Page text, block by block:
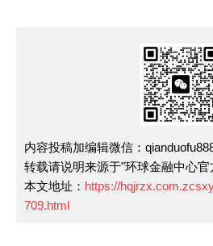
内容投稿加编辑微信：
转载请说明来源于"环球金融中心官
本文地址： https://
709.html